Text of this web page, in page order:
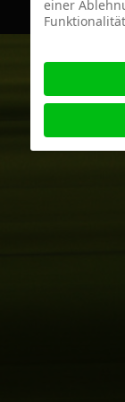
einer